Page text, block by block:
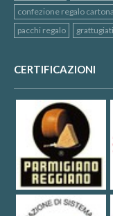
confezione regalo
pacchi regalo
grattugiati
CERTIFICAZIONI